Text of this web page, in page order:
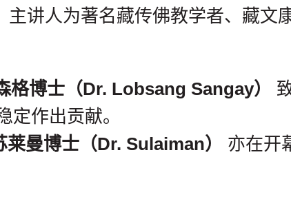
主讲人为著名藏传佛教学者、藏文
格博士（Dr. Lobsang Sangay）
作出贡献。
莱曼博士（Dr. Sulaiman）
亦在开